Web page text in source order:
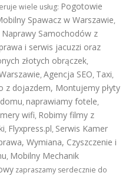
wiele usług: Pogotowie
Spawacz w Warszawie,
Naprawy Samochodów z
i serwis jacuzzi oraz
złotych obrączek,
, Agencja SEO, Taxi,
z dojazdem, Montujemy płyty
, naprawiamy fotele,
wifi, Robimy filmy z
, Flyxpress.pl, Serwis Kamer
Wymiana, Czyszczenie i
, Mobilny Mechanik
zapraszamy serdecznie do